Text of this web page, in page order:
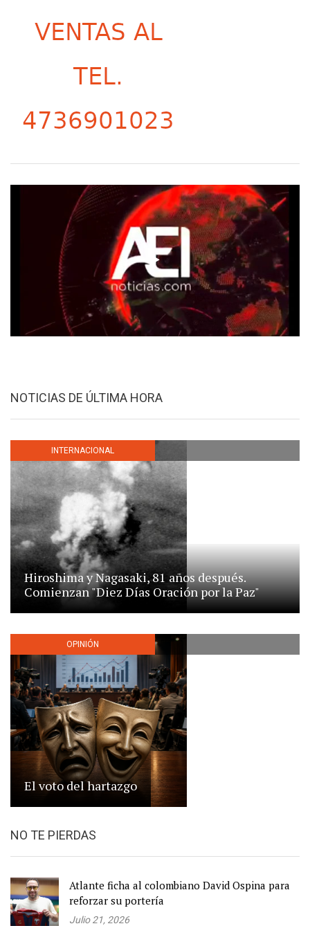
NOTICIAS DE ÚLTIMA HORA
INTERNACIONAL
Hiroshima y Nagasaki, 81 años después.
Comienzan "Diez Días Oración por la Paz"
OPINIÓN
El voto del hartazgo
NO TE PIERDAS
Atlante ficha al colombiano David Ospina para
reforzar su portería
Julio 21, 2026